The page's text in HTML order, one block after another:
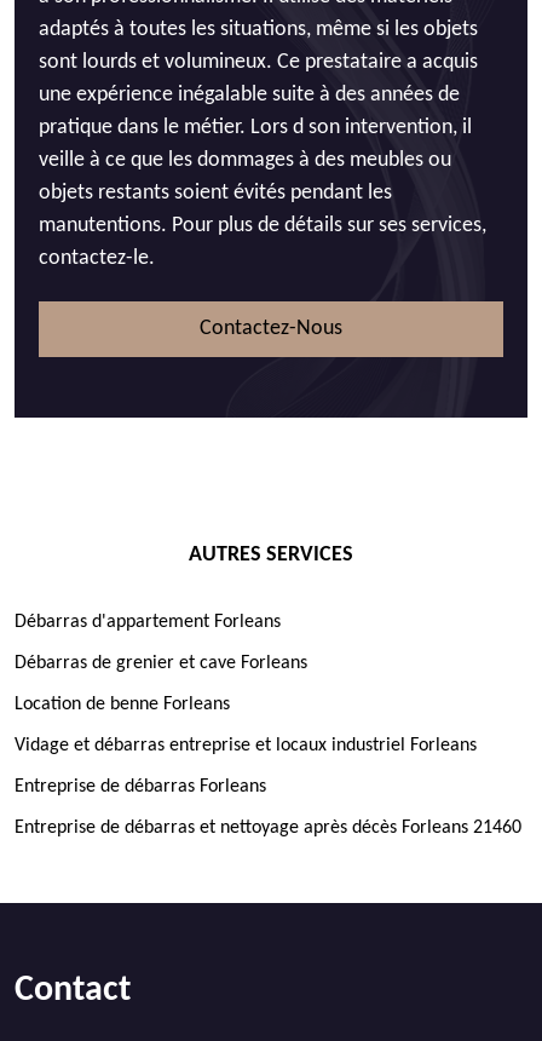
adaptés à toutes les situations, même si les objets
sont lourds et volumineux. Ce prestataire a acquis
une expérience inégalable suite à des années de
pratique dans le métier. Lors d son intervention, il
veille à ce que les dommages à des meubles ou
objets restants soient évités pendant les
manutentions. Pour plus de détails sur ses services,
contactez-le.
Contactez-Nous
AUTRES SERVICES
Débarras d'appartement Forleans
Débarras de grenier et cave Forleans
Location de benne Forleans
Vidage et débarras entreprise et locaux industriel Forleans
Entreprise de débarras Forleans
Entreprise de débarras et nettoyage après décès Forleans 21460
Contact